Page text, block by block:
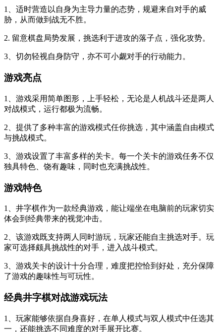
1、适时营造以自身为主导力量的态势，规避来自对手的威
胁，从而做到战无不胜。
2. 留意棋盘局势发展，挑选利于进攻的落子点，强化攻势。
3、切勿轻视自身防守，亦不可小觑对手的行动能力。
游戏亮点
1、游戏采用简单图形，上手轻松，无论是人机战斗还是两人
对战模式，运行都极为流畅。
2、提供了多种丰富的游戏模式任你挑选，其中涵盖自由模式
与挑战模式。
3、游戏设置了丰富多样的关卡。每一个关卡的游戏任务不仅
独具特色、饶有趣味，同时也充满挑战性。
游戏特色
1、井字棋作为一款经典游戏，能让端坐在电脑前的玩家切实
体会到经典带来的视觉冲击。
2、该游戏既支持两人同时游玩，玩家还能自主挑选对手。玩
家可选择颇具挑战性的对手，进入战斗模式。
3、游戏关卡的设计十分合理，难度把控恰到好处，充分保障
了游戏的趣味性与可玩性。
经典井字棋对战游戏玩法
1、玩家能够依据自身喜好，在单人模式与双人模式中任选其
一，还能挑选不同难度的对手展开比赛。